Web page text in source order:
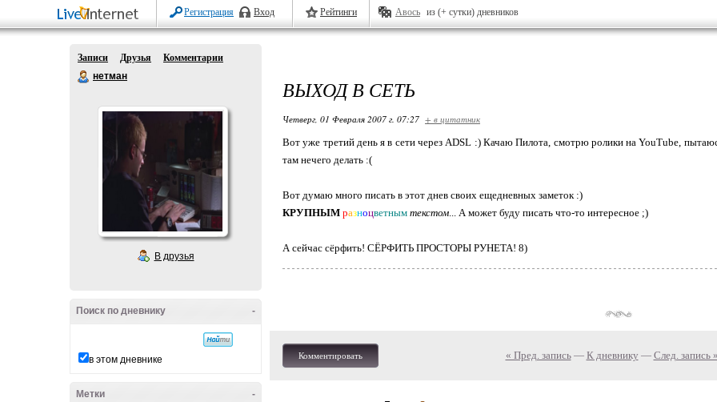
Регистрация Вход Рейтинги Авось из (+ сутки) дневников
Записи Друзья
Комментарии
нетман
В друзья
-
Поиск по дневнику
в этом дневнике
-
Метки
ВЫХОД В СЕТЬ
Четверг, 01 Февраля 2007 г. 07:27 + в цитатник
Вот уже третий день я в сети через ADSL :) Качаю Пилота, смотрю ролики на YouTube,
там нечего делать :(
Вот думаю много писать в этот днев своих ещедневных заметок :)
КРУПНЫМ разноцветным текстом... А может буду писать что-то интересное ;)
А сейчас сёрфить! СЁРФИТЬ ПРОСТОРЫ РУНЕТА! 8)
Комментировать « Пред. запись— К дневнику — След. запись »